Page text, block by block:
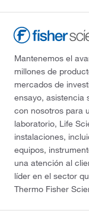
Mantenemos el
millones de
mercados de
ensayo, asistencia
con nosotros para
laboratorio, Life
instalaciones,
equipos,
una atención al
líder en el sector
Thermo Fisher